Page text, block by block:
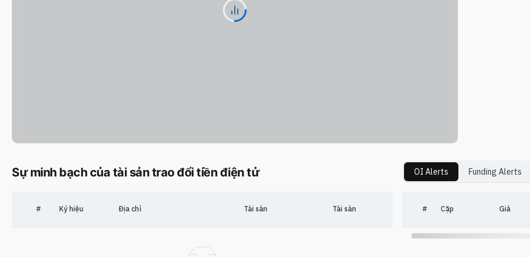
Sự minh bạch của tài sản trao đổi tiền điện tử
# Ký hiệu Địa chỉ Tài sản Tài sản
OI Alerts Funding Alerts
# Cặp Giá